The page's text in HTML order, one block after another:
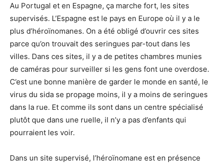
Au Portugal et en Espagne, ça marche fort, les sites
supervisés. L’Espagne est le pays en Europe où il y a le
plus d’héroïnomanes. On a été obligé d’ouvrir ces sites
parce qu’on trouvait des seringues par-tout dans les
villes. Dans ces sites, il y a de petites chambres munies
de caméras pour surveiller si les gens font une overdose.
C’est une bonne manière de garder le monde en santé, le
virus du sida se propage moins, il y a moins de seringues
dans la rue. Et comme ils sont dans un centre spécialisé
plutôt que dans une ruelle, il n’y a pas d’enfants qui
pourraient les voir.
Dans un site supervisé, l’héroïnomane est en présence